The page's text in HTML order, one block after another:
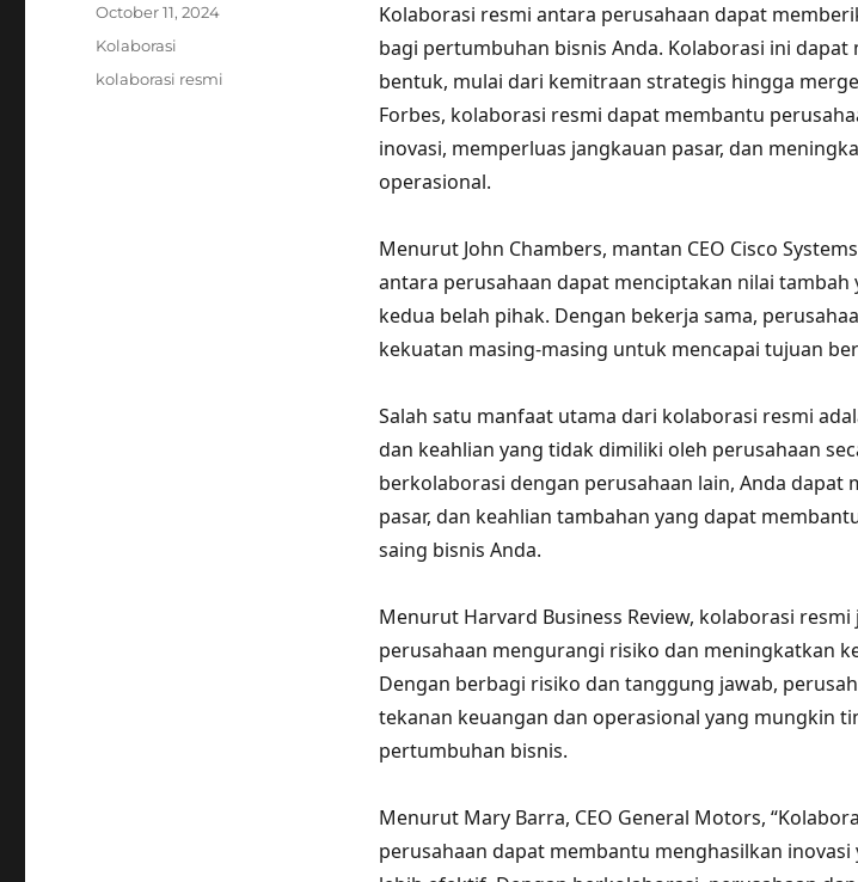
Kolaborasi resmi antara perusahaan dapat
bagi pertumbuhan bisnis Anda. Kolaborasi ini dapat
bentuk, mulai dari kemitraan strategis hingga
Forbes, kolaborasi resmi dapat membantu
inovasi, memperluas jangkauan pasar, dan
operasional.
Menurut John Chambers, mantan CEO Cisco
antara perusahaan dapat menciptakan nilai tambah
kedua belah pihak. Dengan bekerja sama,
kekuatan masing-masing untuk mencapai tujuan
Salah satu manfaat utama dari kolaborasi resmi
dan keahlian yang tidak dimiliki oleh perusahaan
berkolaborasi dengan perusahaan lain, Anda dapat
pasar, dan keahlian tambahan yang dapat
saing bisnis Anda.
Menurut Harvard Business Review, kolaborasi
perusahaan mengurangi risiko dan meningkatkan
Dengan berbagi risiko dan tanggung jawab,
tekanan keuangan dan operasional yang mungkin
pertumbuhan bisnis.
Menurut Mary Barra, CEO General Motors,
perusahaan dapat membantu menghasilkan inovasi
Posted
October 11, 2024
Categories
Kolaborasi
Tags
kolaborasi resmi